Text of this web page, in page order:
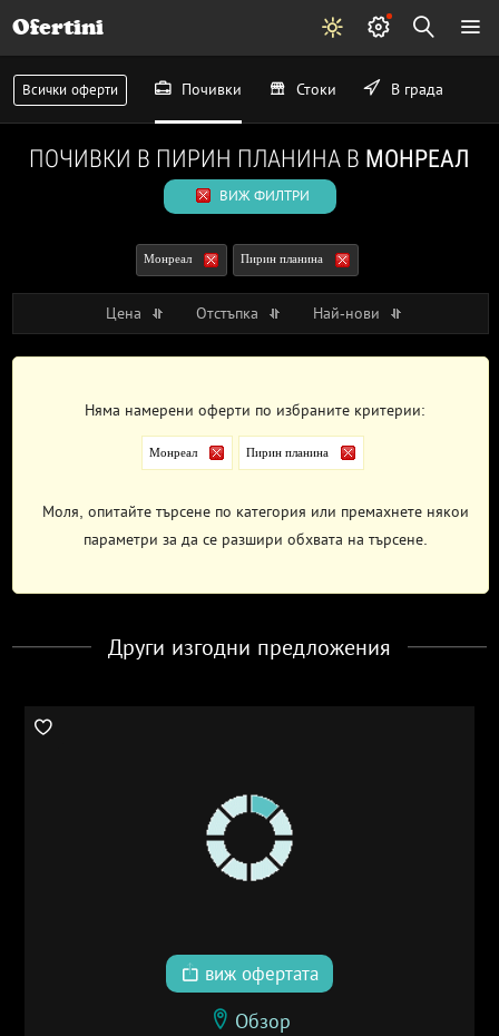
Ofertini
Всички оферти Почивки Стоки В града
ПОЧИВКИ В ПИРИН ПЛАНИНА В МОНРЕАЛ
ВИЖ ФИЛТРИ
Монреал Пирин планина
Цена Отстъпка Най-нови
Няма намерени оферти по избраните критерии:
Монреал Пирин планина
Моля, опитайте търсене по категория или премахнете някои
параметри за да се разшири обхвата на търсене.
Други изгодни предложения
виж офертата
Обзор